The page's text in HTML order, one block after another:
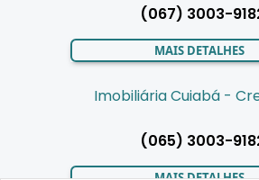
(067) 3003-
MAIS DETALHES
Imobiliária Cuiabá -
(065) 3003-